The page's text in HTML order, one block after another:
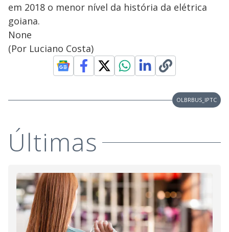
em 2018 o menor nível da história da elétrica
goiana.
None
(Por Luciano Costa)
OLBRBUS_IPTC
Últimas